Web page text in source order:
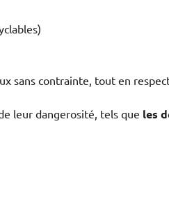
sans contrainte, tout en
leur dangerosité, tels que les